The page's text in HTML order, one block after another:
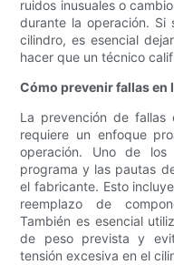
ruidos inusuales o
durante la operación.
cilindro, es esencial
hacer que un técnico
Cómo prevenir fallas
La prevención de fallas
requiere un enfoque
operación. Uno de
programa y las pautas
el fabricante. Esto
reemplazo de
También es esencial
de peso prevista y
tensión excesiva en el